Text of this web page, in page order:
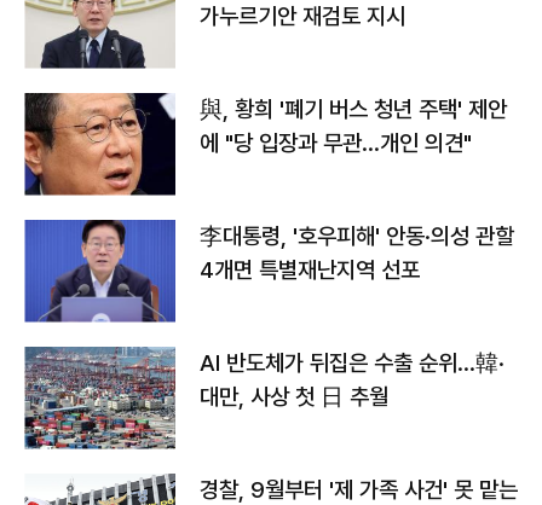
가누르기안 재검토 지시
與, 황희 '폐기 버스 청년 주택' 제안
에 "당 입장과 무관…개인 의견"
李대통령, '호우피해' 안동·의성 관할
4개면 특별재난지역 선포
AI 반도체가 뒤집은 수출 순위…韓·
대만, 사상 첫 日 추월
경찰, 9월부터 '제 가족 사건' 못 맡는